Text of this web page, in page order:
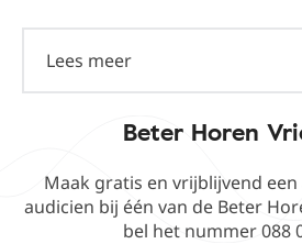
Lees meer
Beter Horen
Maak gratis en vrijblijvend
audicien bij één van de Beter
bel het nummer 088